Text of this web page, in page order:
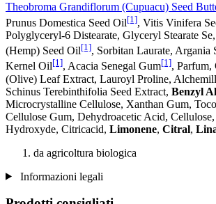
Theobroma Grandiflorum (Cupuacu) Seed
Prunus Domestica Seed Oil[1], Vitis Vinifera
Polyglyceryl-6 Distearate, Glyceryl Stearate
(Hemp) Seed Oil[1], Sorbitan Laurate, Argania
Kernel Oil[1], Acacia Senegal Gum[1], Parfum,
(Olive) Leaf Extract, Lauroyl Proline,
Schinus Terebinthifolia Seed Extract, Benzyl
Microcrystalline Cellulose, Xanthan Gum,
Cellulose Gum, Dehydroacetic Acid,
Hydroxyde, Citricacid, Limonene, Citral,
da agricoltura biologica
Informazioni legali